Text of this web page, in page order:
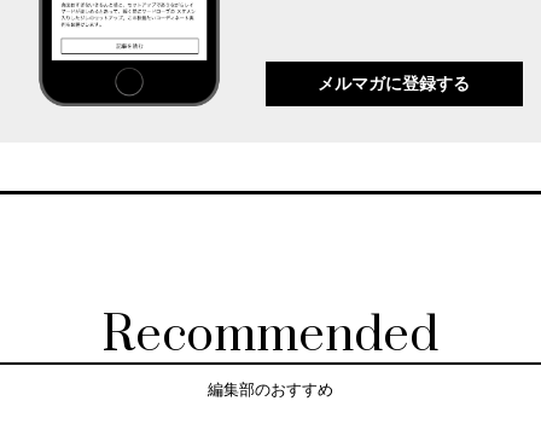
メルマガに登録する
Recommended
編集部のおすすめ